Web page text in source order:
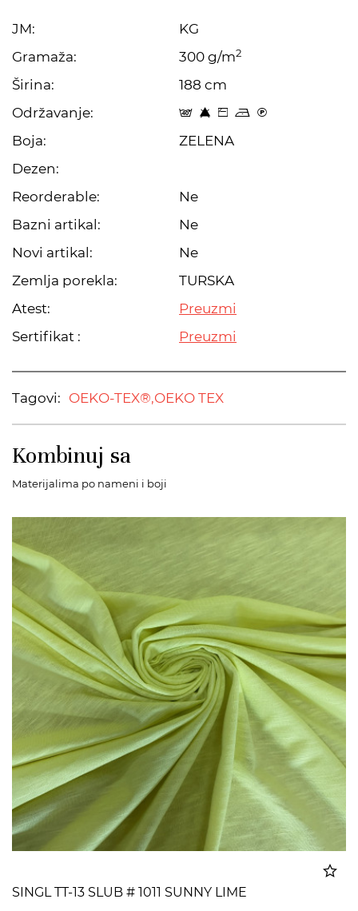
JM:
KG
Gramaža:
300 g/m2
Širina:
188 cm
Održavanje:
t 8 Z o C
Boja:
ZELENA
Dezen:
Reorderable:
Ne
Bazni artikal:
Ne
Novi artikal:
Ne
Zemlja porekla:
TURSKA
Atest:
Preuzmi
Sertifikat :
Preuzmi
Tagovi: OEKO-TEX®,OEKO TEX
Kombinuj sa
Materijalima po nameni i boji
SINGL TT-13 SLUB # 1011 SUNNY LIME